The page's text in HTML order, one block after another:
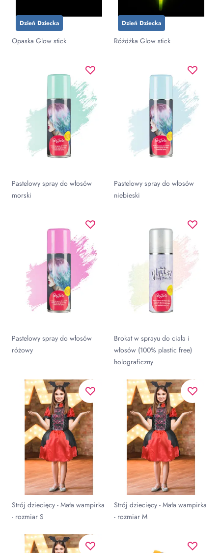
Dzień Dziecka
Opaska Glow stick
Dzień Dziecka
Różdżka Glow stick
Pastelowy spray do włosów
morski
Pastelowy spray do włosów
niebieski
Pastelowy spray do włosów
różowy
Brokat w sprayu do ciała i
włosów (100% plastic free)
holograficzny
Strój dziecięcy - Mała wampirka
- rozmiar S
Strój dziecięcy - Mała wampirka
- rozmiar M